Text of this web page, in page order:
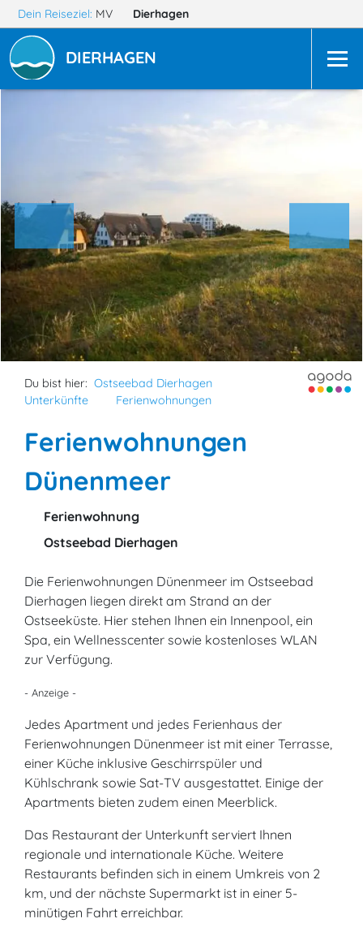
Dein Reiseziel: MV Dierhagen
DIERHAGEN
Du bist hier: Ostseebad Dierhagen
Unterkünfte
Ferienwohnungen
Ferienwohnungen
Dünenmeer
Ferienwohnung
Ostseebad Dierhagen
Die Ferienwohnungen Dünenmeer im Ostseebad
Dierhagen liegen direkt am Strand an der
Ostseeküste. Hier stehen Ihnen ein Innenpool, ein
Spa, ein Wellnesscenter sowie kostenloses WLAN
zur Verfügung.
- Anzeige -
Jedes Apartment und jedes Ferienhaus der
Ferienwohnungen Dünenmeer ist mit einer Terrasse,
einer Küche inklusive Geschirrspüler und
Kühlschrank sowie Sat-TV ausgestattet. Einige der
Apartments bieten zudem einen Meerblick.
Das Restaurant der Unterkunft serviert Ihnen
regionale und internationale Küche. Weitere
Restaurants befinden sich in einem Umkreis von 2
km, und der nächste Supermarkt ist in einer 5-
minütigen Fahrt erreichbar.